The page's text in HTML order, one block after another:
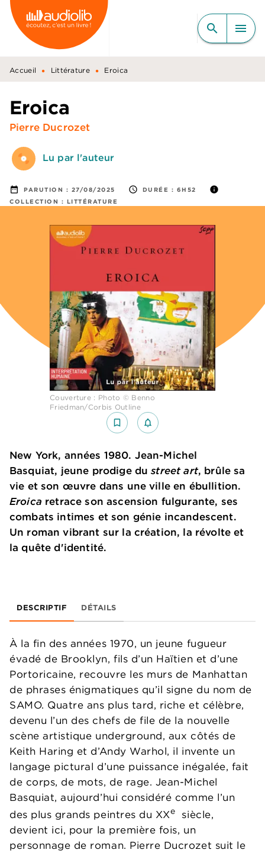
MENU RECHERCHE
CONTENU
PIED DE PAGE
search menu
Accueil • Littérature • Eroica
Eroica
Pierre Ducrozet
Lu par l'auteur
date_range PARUTION : 27/08/2025 access_time DURÉE : 6H52 info
COLLECTION : LITTÉRATURE
Couverture : Photo © Benno
Friedman/Corbis Outline
bookmark_border notifications_none_outlined
New York, années 1980. Jean-Michel
Basquiat, jeune prodige dustreet art, brûle sa
vie et son œuvre dans une ville en ébullition.
Eroica retrace son ascension fulgurante, ses
combats intimes et son génie incandescent.
Un roman vibrant sur la création, la révolte et
la quête d'identité.
DESCRIPTIF DÉTAILS
À la fin des années 1970, un jeune fugueur
évadé de Brooklyn, fils d’un Haïtien et d’une
Portoricaine, recouvre les murs de Manhattan
de phrases énigmatiques qu’il signe du nom de
SAMO. Quatre ans plus tard, riche et célèbre,
devenu l’un des chefs de file de la nouvelle
scène artistique underground, aux côtés de
Keith Haring et d’Andy Warhol, il invente un
langage pictural d’une puissance inégalée, fait
de corps, de mots, de rage. Jean-Michel
Basquiat, aujourd’hui considéré comme l’un
des plus grands peintres du XXe
siècle,
devient ici, pour la première fois, un
personnage de roman. Pierre Ducrozet suit le